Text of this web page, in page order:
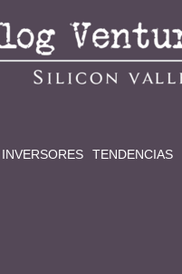
INVERSORES TENDENCIAS